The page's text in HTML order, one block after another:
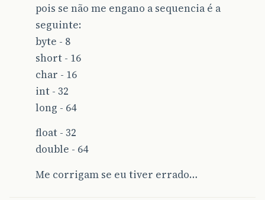
pois se não me engano a sequencia é a
seguinte:
byte - 8
short - 16
char - 16
int - 32
long - 64
float - 32
double - 64
Me corrigam se eu tiver errado…